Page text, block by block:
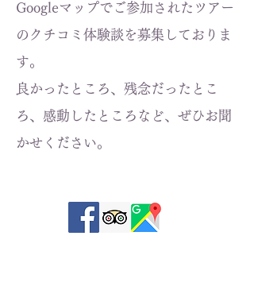
Googleマップでご参加されたツアー
のクチコミ体験談を募集しておりま
す。
良かったところ、残念だったとこ
ろ、感動したところなど、ぜひお聞
かせください。